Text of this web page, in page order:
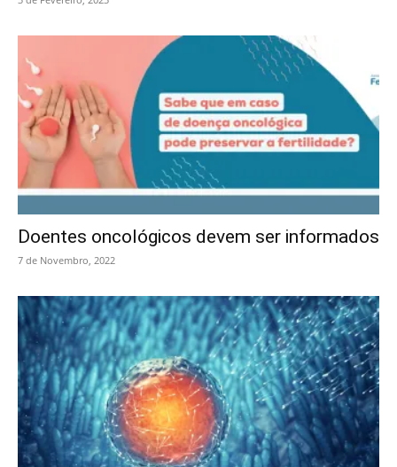
Doentes oncológicos devem ser informados
7 de Novembro, 2022